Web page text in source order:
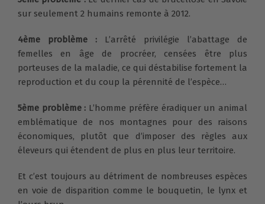
sur seulement 2 humains remonte à 2012.
4ème problème :
L’arrêté privilégie l’abattage de
femelles en âge de procréer, censées être plus
porteuses de la maladie, ce qui déstabilise fortement la
reproduction et du coup la pérennité de l’espèce…
5ème problème : L’homme préfère éradiquer un animal
emblématique de nos montagnes pour des raisons
économiques, plutôt que d’imposer des règles aux
éleveurs qui étendent de plus en plus leur territoire.
Et c’est toujours au détriment de nombreuses espèces
en voie de disparition comme le bouquetin, le lynx et